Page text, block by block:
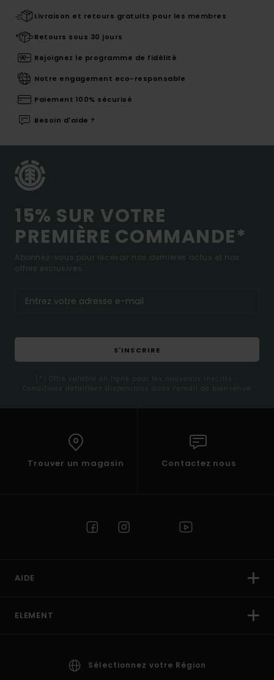
Livraison et retours gratuits pour les membres
Retours sous 30 jours
Rejoignez le programme de fidélité
Notre engagement eco-responsable
Paiement 100% sécurisé
Besoin d'aide ?
15% SUR VOTRE
PREMIÈRE COMMANDE*
Abonnez-vous pour recevoir nos dernières actus et nos
offres exclusives.
S'INSCRIRE
(*) Offre valable en ligne pour les nouveaux inscrits -
Conditions détaillées disponibles dans l'email de bienvenue
Trouver un magasin Contactez nous
AIDE
ELEMENT
Sélectionnez votre Région